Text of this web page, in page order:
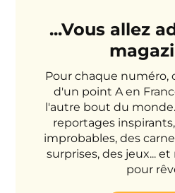
...Vous allez
Pour chaque numéro,
d'un point A en
l'autre bout du
reportages
improbables, des
surprises, des jeux...
pour